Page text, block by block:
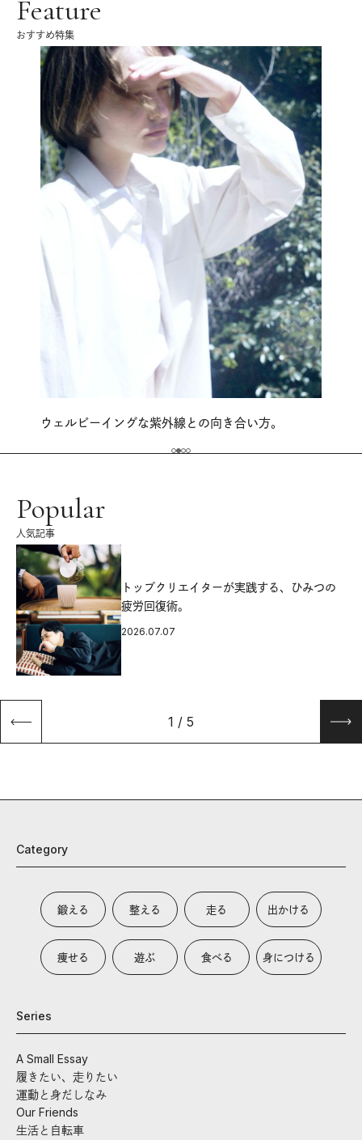
Feature
おすすめ特集
ウェルビーイングな紫外線との向き合い方。
Popular
人気記事
トップクリエイターが実践する、ひみつの
疲労回復術。
2026.07.07
1 / 5
Category
鍛える 整える 走る 出かける
痩せる 遊ぶ 食べる 身につける
Series
A Small Essay
履きたい、走りたい
運動と身だしなみ
Our Friends
生活と自転車